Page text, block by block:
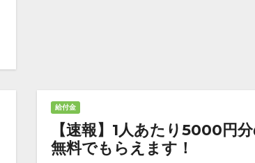
給付金
【速報】1人あたり5000円
無料でもらえます！